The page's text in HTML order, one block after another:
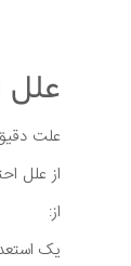
علل
علت
از علل
از:
یک